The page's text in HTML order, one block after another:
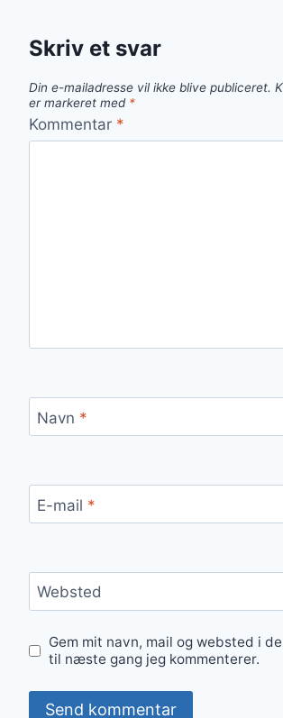
Skriv et svar
Din e-mailadresse vil ikke blive publiceret.
er markeret med *
Kommentar *
Navn *
E-mail *
Websted
Gem mit navn, mail og websted i
til næste gang jeg kommenterer.